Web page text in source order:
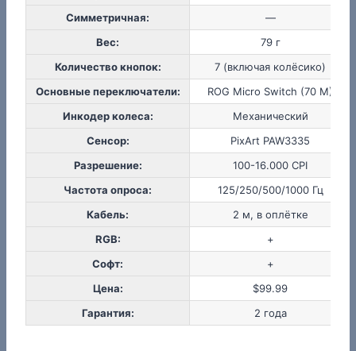
Симметричная:
—
Вес:
79 г
Количество кнопок:
7 (включая колёсико)
Основные переключатели:
ROG Micro Switch (70 M)
Инкодер колеса:
Механический
Сенсор:
PixArt PAW3335
Разрешение:
100-16.000 CPI
Частота опроса:
125/250/500/1000 Гц
Кабель:
2 м, в оплётке
RGB:
+
Софт:
+
Цена:
$99.99
Гарантия:
2 года